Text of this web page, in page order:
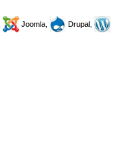
Joomla,
Drupal,